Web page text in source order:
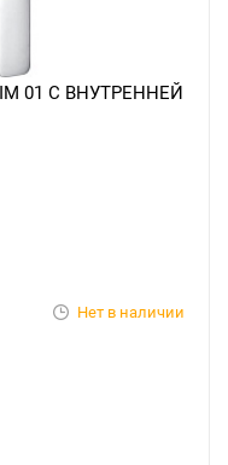
01 С ВНУТРЕННЕЙ
Нет в наличии